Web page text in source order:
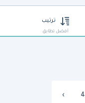
ترتيب
أفضل تطابق
4
›